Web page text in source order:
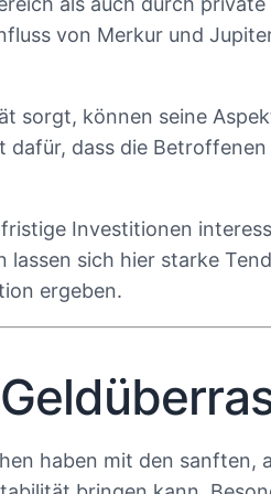
von Merkur und
sorgt, können seine
dass die
Investitionen
sich hier starke
ergeben.
haben mit den sanften,